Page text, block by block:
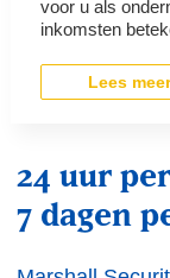
voor u als
inkomsten
Lees meer
24 uur
7 dagen